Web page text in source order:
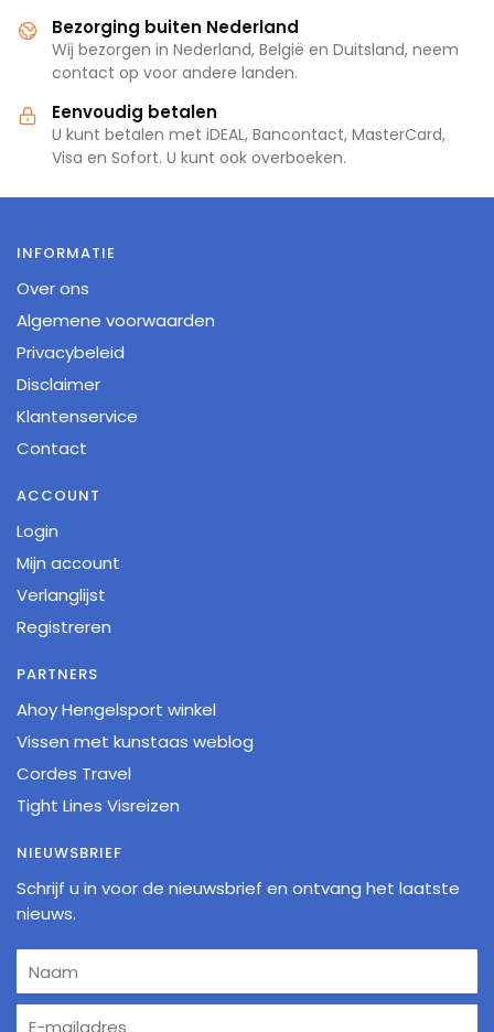
Bezorging buiten Nederland
Wij bezorgen in Nederland, België en Duitsland, neem
contact op voor andere landen.
Eenvoudig betalen
U kunt betalen met iDEAL, Bancontact, MasterCard,
Visa en Sofort. U kunt ook overboeken.
INFORMATIE
Over ons
Algemene voorwaarden
Privacybeleid
Disclaimer
Klantenservice
Contact
ACCOUNT
Login
Mijn account
Verlanglijst
Registreren
PARTNERS
Ahoy Hengelsport winkel
Vissen met kunstaas weblog
Cordes Travel
Tight Lines Visreizen
NIEUWSBRIEF
Schrijf u in voor de nieuwsbrief en ontvang het laatste
nieuws.